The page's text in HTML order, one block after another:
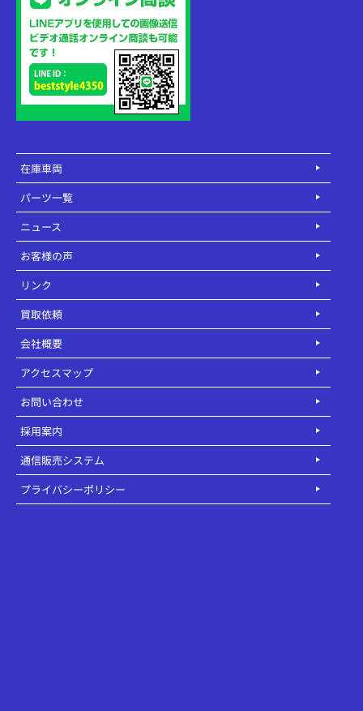
在庫車両
パーツ一覧
ニュース
お客様の声
リンク
買取依頼
会社概要
アクセスマップ
お問い合わせ
採用案内
通信販売システム
プライバシーポリシー